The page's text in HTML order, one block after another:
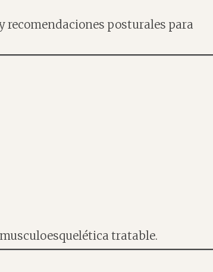
recomendaciones posturales para
tratable.